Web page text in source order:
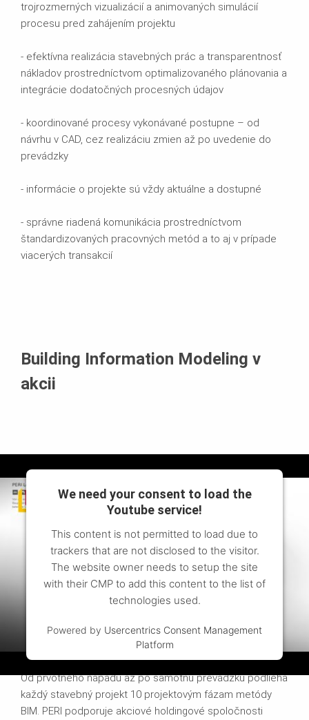
trojrozmerných vizualizácií a animovaných simulácií
procesu pred zahájením projektu
- efektívna realizácia stavebných prác a transparentnosť
nákladov prostredníctvom optimalizovaného plánovania a
integrácie dodatočných procesných údajov
- koordinované procesy vykonávané postupne – od
návrhu v CAD, cez realizáciu zmien až po uvedenie do
prevádzky
- informácie o projekte sú vždy aktuálne a dostupné
- správne riadená komunikácia prostredníctvom
štandardizovaných pracovných metód a to aj v prípade
viacerých transakcií
Building Information Modeling v
akcii
We need your consent to load the
Youtube service!
This content is not permitted to load due to
trackers that are not disclosed to the visitor.
The website owner needs to setup the site
with their CMP to add this content to the list of
technologies used.
Powered by Usercentrics Consent Management
Platform
Building Information Modeling
Od prvotného nápadu až po samotnú prevádzku podlieha
každý stavebný projekt 10 projektovým fázam metódy
BIM. PERI podporuje akciové holdingové spoločnosti